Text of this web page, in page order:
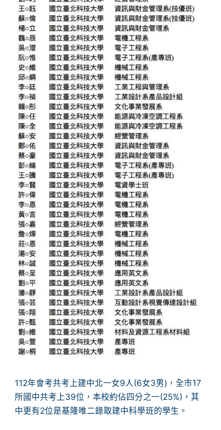
112年會考共考上建中北一女9人(6女3男)，全市17
所國中共考上39位，本校約佔四分之一(25%)，其
中更有2位是基隆唯二錄取建中科學班的學生。